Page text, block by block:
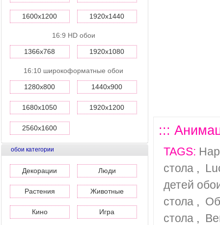
1600x1200 1920x1440
16:9 HD обои
1366x768 1920x1080
16:10 широкоформатные обои
1280x800 1440x900
1680x1050 1920x1200
2560x1600
обои категории
Декорации Люди
Растения Животные
Кино Игра
:::
TAGS:
стола ,
детей
стола ,
стола ,